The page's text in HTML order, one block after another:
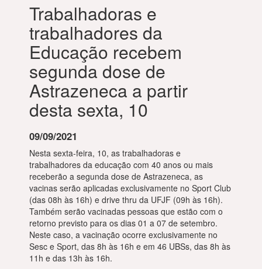
Trabalhadoras e
trabalhadores da
Educação recebem
segunda dose de
Astrazeneca a partir
desta sexta, 10
09/09/2021
Nesta sexta-feira, 10, as trabalhadoras e
trabalhadores da educação com 40 anos ou mais
receberão a segunda dose de Astrazeneca, as
vacinas serão aplicadas exclusivamente no Sport Club
(das 08h às 16h) e drive thru da UFJF (09h às 16h).
Também serão vacinadas pessoas que estão com o
retorno previsto para os dias 01 a 07 de setembro.
Neste caso, a vacinação ocorre exclusivamente no
Sesc e Sport, das 8h às 16h e em 46 UBSs, das 8h às
11h e das 13h às 16h.